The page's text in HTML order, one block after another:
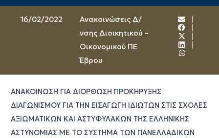
16/02/2022
Ανακοινώσεις Δ/
νσης Διοικητικού –
Οικονομικού ΠΕ
Έβρου
ΑΝΑΚΟΙΝΩΣΗ ΓΙΑ ΔΙΟΡΘΩΣΗ ΠΡΟΚΗΡΥΞΗΣ
ΔΙΑΓΩΝΙΣΜΟΥ ΓΙΑ ΤΗΝ ΕΙΣΑΓΩΓΗ ΙΔΙΩΤΩΝ ΣΤΙΣ ΣΧΟΛΕΣ
ΑΞΙΩΜΑΤΙΚΩΝ ΚΑΙ ΑΣΤΥΦΥΛΑΚΩΝ ΤΗΣ ΕΛΛΗΝΙΚΗΣ
ΑΣΤΥΝΟΜΙΑΣ ΜΕ ΤΟ ΣΥΣΤΗΜΑ ΤΩΝ ΠΑΝΕΛΛΑΔΙΚΩΝ